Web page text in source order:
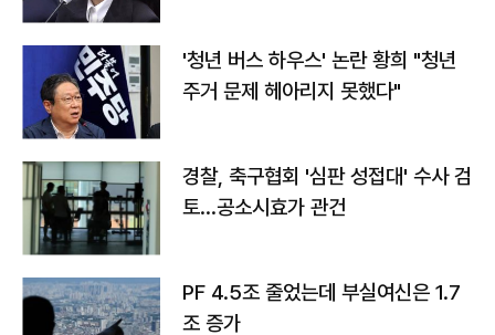
'청년 버스 하우스' 논란 황희 "청년
주거 문제 헤아리지 못했다"
경찰, 축구협회 '심판 성접대' 수사 검
토…공소시효가 관건
PF 4.5조 줄었는데 부실여신은 1.7
조 증가